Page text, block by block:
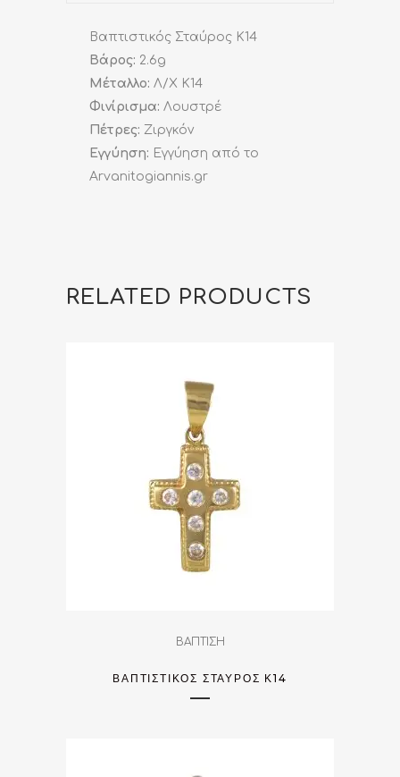
Βαπτιστικός Σταύρος Κ14
Βάρος: 2.6g
Μέταλλο: Λ/Χ K14
Φινίρισμα: Λουστρέ
Πέτρες: Ζιργκόν
Εγγύηση: Εγγύηση από το
Arvanitogiannis.gr
RELATED PRODUCTS
ΒΑΠΤΙΣΗ
ΒΑΠΤΙΣΤΙΚΌΣ ΣΤΑΥΡΌΣ Κ14